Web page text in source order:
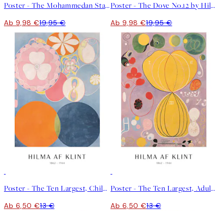
Poster - The Mohammedan Standpoint by Hilma af Klint
Ab 9,98 €19,95 €
Poster - The Dove No.12 by Hilma af Klint
Ab 9,98 €19,95 €
Poster - The Ten Largest, Childhood, No.2 by Hilma af Klint
Ab 6,50 €13 €
Poster - The Ten Largest, Adulthood, No.7 by Hilma af Klint
Ab 6,50 €13 €